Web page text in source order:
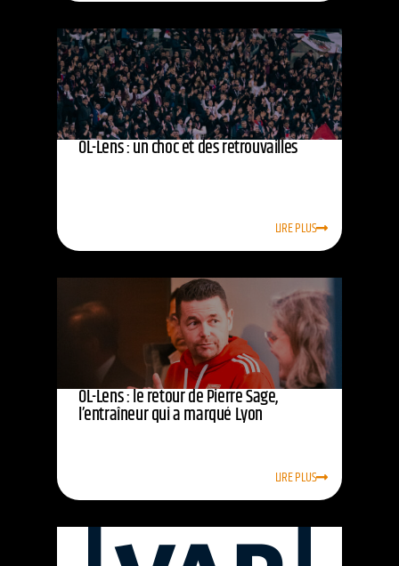
OL-Lens : un choc et des retrouvailles
LIRE PLUS
OL-Lens : le retour de Pierre Sage,
l’entraîneur qui a marqué Lyon
LIRE PLUS